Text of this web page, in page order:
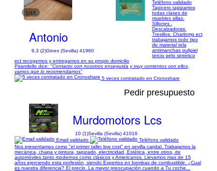
1/10
Antonio
9,3 (2)Gines (Sevilla) 41960
Teléfono validado
Tapicero tapizamos
todas clases de
muebles sillas.
Sillones .
Descalzadoras.
Tresillos. Charlomg ect
trabajamos todo tipo
de material tela
antimanchas pulipiel
tercio pelo sintético
ect recogemos y entregamos en su propio domicilio
Pirandello dice: "Contacto con nosotros enseguida y muy contentos con ellos,
vamos que lo recomendamos"
5 veces contratado en Cronoshare
Pedir presupuesto
Murdomotors Lcs
10 (1)Sevilla (Sevilla) 41016
Email validado
Teléfono validado
Nos presentamos como "el primer taller low cost" en sevilla capital. Trabajamos la
mecánica, chapa y pintura, tapizado, electricidad, Estética, entre otros, de
automóviles tanto modernos como clásicos y Americanos. Llevamos mas de 15
años ejerciendo esta profesión, siendo Expertos en bombas de combustible. ¿Cual
es nuestra diferencia? El precio. La mayor preocupación cuando a Tu coche...